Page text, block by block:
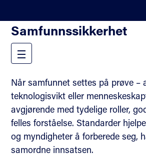
Samfunnssikkerhet
Når samfunnet settes på prøve –
teknologisvikt eller
avgjørende med tydelige roller,
felles forståelse. Standarder
og myndigheter å forberede seg,
samordne innsatsen.